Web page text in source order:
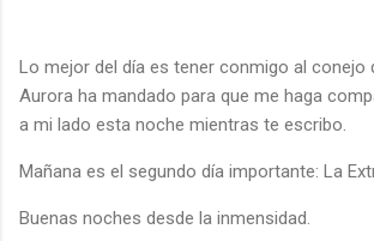
Lo mejor del día es tener conmigo al conejo
Aurora ha mandado para que me haga
a mi lado esta noche mientras te escribo.
Mañana es el segundo día importante: La
Buenas noches desde la inmensidad.